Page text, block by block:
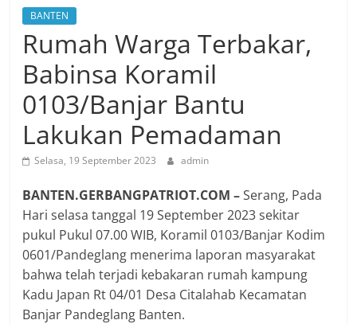
BANTEN
Rumah Warga Terbakar,
Babinsa Koramil
0103/Banjar Bantu
Lakukan Pemadaman
Selasa, 19 September 2023 admin
BANTEN.GERBANGPATRIOT.COM –Serang, Pada
Hari selasa tanggal 19 September 2023 sekitar
pukul Pukul 07.00 WIB, Koramil 0103/Banjar Kodim
0601/Pandeglang menerima laporan masyarakat
bahwa telah terjadi kebakaran rumah kampung
Kadu Japan Rt 04/01 Desa Citalahab Kecamatan
Banjar Pandeglang Banten.